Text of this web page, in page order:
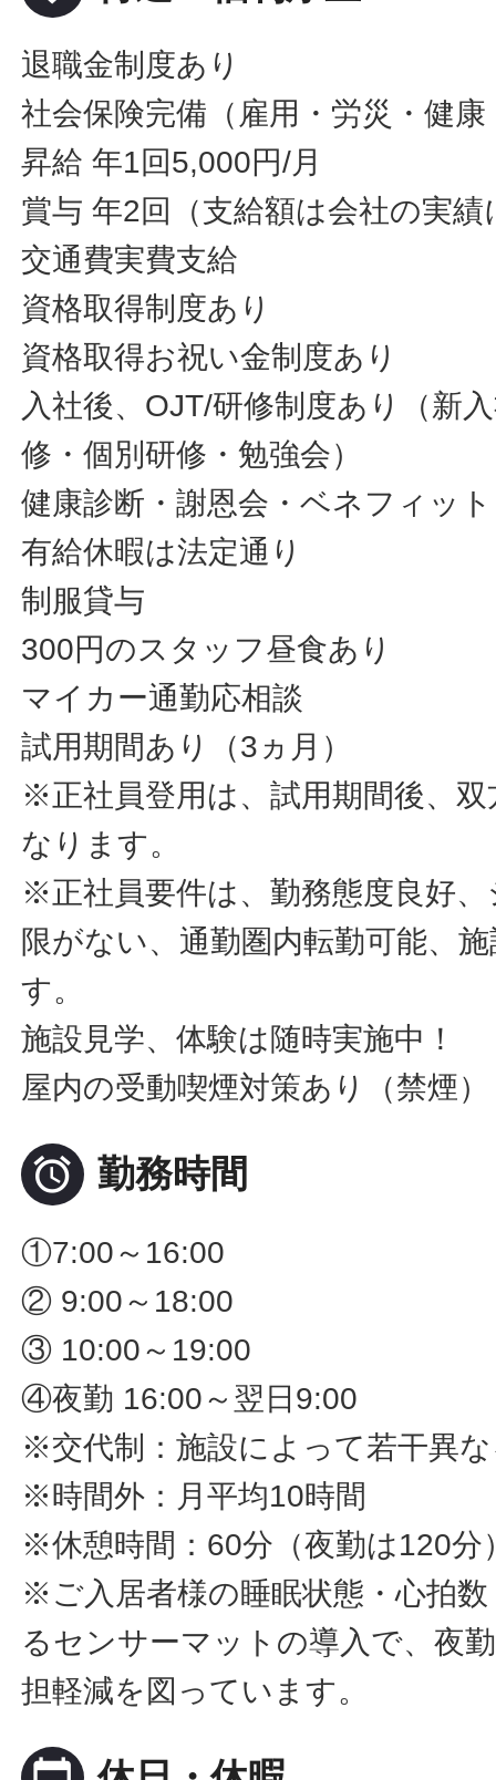
退職金制度あり
社会保険完備（雇用・労災・健康
昇給 年1回5,000円/月
賞与 年2回（支給額は会社の実績
交通費実費支給
資格取得制度あり
資格取得お祝い金制度あり
入社後、OJT/研修制度あり（新
修・個別研修・勉強会）
健康診断・謝恩会・ベネフィット
有給休暇は法定通り
制服貸与
300円のスタッフ昼食あり
マイカー通勤応相談
試用期間あり（3ヵ月）
※正社員登用は、試用期間後、
なります。
※正社員要件は、勤務態度良好
限がない、通勤圏内転勤可能、
す。
施設見学、体験は随時実施中！
屋内の受動喫煙対策あり（禁煙）
 勤務時間
①7:00～16:00
② 9:00～18:00
③ 10:00～19:00
④夜勤 16:00～翌日9:00
※交代制：施設によって若干異
※時間外：月平均10時間
※休憩時間：60分（夜勤は120分
※ご入居者様の睡眠状態・心拍
るセンサーマットの導入で、夜
担軽減を図っています。